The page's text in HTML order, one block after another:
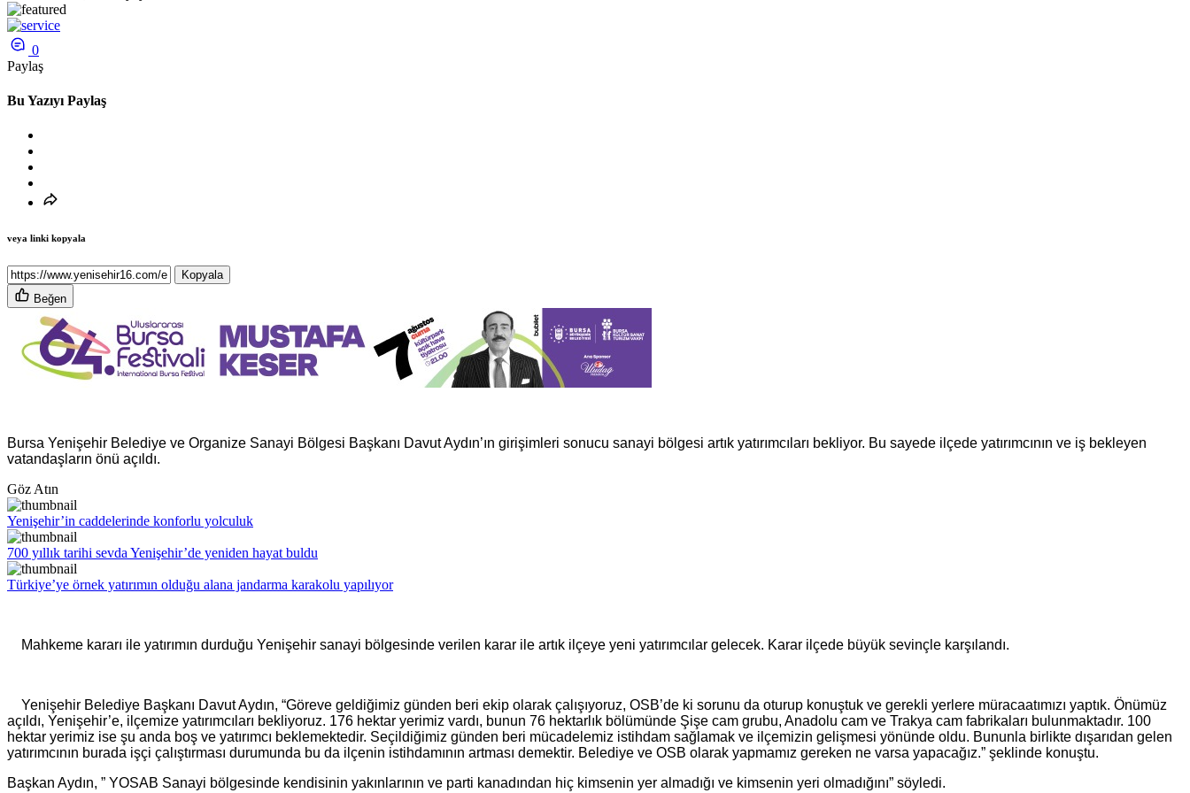
0
Paylaş
Bu Yazıyı Paylaş
veya linki kopyala
Kopyala
Beğen
Bursa Yenişehir Belediye ve Organize Sanayi Bölgesi Başkanı Davut Aydın’ın girişimleri sonucu sanayi bölgesi artık yatırımcıları bekliyor. Bu sayede ilçede yatırımcının ve iş bekleyen
vatandaşların önü açıldı.
Göz Atın
Yenişehir’in caddelerinde konforlu yolculuk
700 yıllık tarihi sevda Yenişehir’de yeniden hayat buldu
Türkiye’ye örnek yatırımın olduğu alana jandarma karakolu yapılıyor
Mahkeme kararı ile yatırımın durduğu Yenişehir sanayi bölgesinde verilen karar ile artık ilçeye yeni yatırımcılar gelecek. Karar ilçede büyük sevinçle karşılandı.
Yenişehir Belediye Başkanı Davut Aydın, “Göreve geldiğimiz günden beri ekip olarak çalışıyoruz, OSB’de ki sorunu da oturup konuştuk ve gerekli yerlere müracaatımızı yaptık. Önümüz
açıldı, Yenişehir’e, ilçemize yatırımcıları bekliyoruz. 176 hektar yerimiz vardı, bunun 76 hektarlık bölümünde Şişe cam grubu, Anadolu cam ve Trakya cam fabrikaları bulunmaktadır. 100
hektar yerimiz ise şu anda boş ve yatırımcı beklemektedir. Seçildiğimiz günden beri mücadelemiz istihdam sağlamak ve ilçemizin gelişmesi yönünde oldu. Bununla birlikte dışarıdan gelen
yatırımcının burada işçi çalıştırması durumunda bu da ilçenin istihdamının artması demektir. Belediye ve OSB olarak yapmamız gereken ne varsa yapacağız.” şeklinde konuştu.
Başkan Aydın, ” YOSAB Sanayi bölgesinde kendisinin yakınlarının ve parti kanadından hiç kimsenin yer almadığı ve kimsenin yeri olmadığını” söyledi.